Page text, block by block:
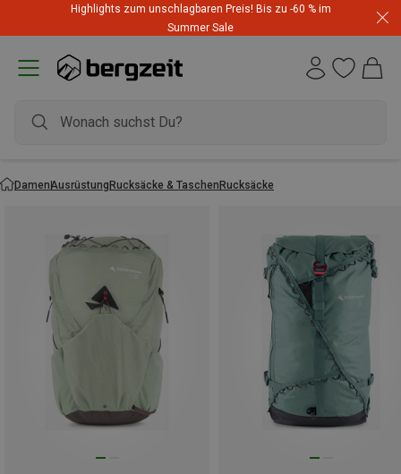
Highlights zum unschlagbaren Preis! Bis zu -60 % im
Summer Sale
DamenAusrüstungRucksäcke & TaschenRucksäcke